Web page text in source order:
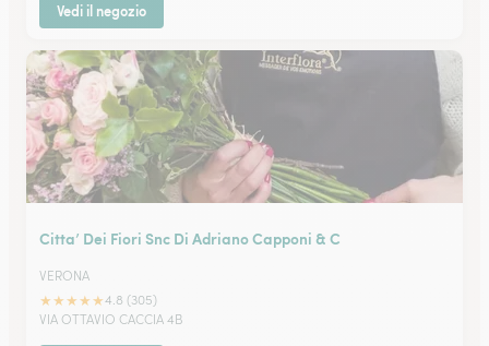
Vedi il negozio
Citta’ Dei Fiori Snc Di Adriano Capponi & C
VERONA
★★★★★4.8 (305)
VIA OTTAVIO CACCIA 4B